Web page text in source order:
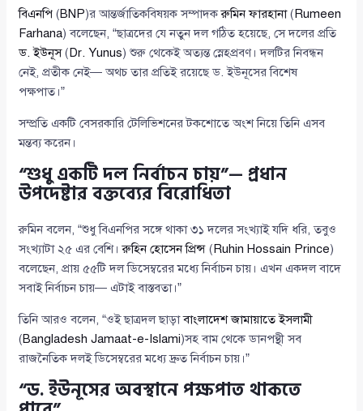
বিএনপি (BNP)র আন্তর্জাতিকবিষয়ক সম্পাদকরুমিন ফারহানা( Rumeen
Farhana) বলেছেন, “ছাত্রদের যে নতুন দল গঠিত হয়েছে, সে দলের প্রতি
ড. ইউনূস( Dr. Yunus) শুরু থেকেই অত্যন্ত স্নেহপ্রবণ। দলটির নিবন্ধন
নেই, প্রতীক নেই— অথচ তার প্রতিই রয়েছে ড. ইউনূসের বিশেষ
পক্ষপাত।”
সম্প্রতি একটি বেসরকারি টেলিভিশনের টকশোতে অংশ নিয়ে তিনি এসব
মন্তব্য করেন।
“শুধু একটি দল নির্বাচন চায়”— প্রধান
উপদেষ্টার বক্তব্যের বিরোধিতা
রুমিন বলেন, “শুধু বিএনপির সঙ্গে থাকা ৩১ দলের সংখ্যাই যদি ধরি, তবুও
সংখ্যাটা ২৫ এর বেশি।রুহিন হোসেন প্রিন্স ( Ruhin Hossain Prince)
বলেছেন, প্রায় ৫৫টি দল ডিসেম্বরের মধ্যে নির্বাচন চায়। এখন একদল বাদে
সবাই নির্বাচন চায়— এটাই বাস্তবতা।”
তিনি আরও বলেন, “ওই ছাত্রদল ছাড়াবাংলাদেশ জামায়াতে ইসলামী
(Bangladesh Jamaat-e-Islami)সহ বাম থেকে ডানপন্থী সব
রাজনৈতিক দলই ডিসেম্বরের মধ্যে দ্রুত নির্বাচন চায়।”
“ড. ইউনূসের অবস্থানে পক্ষপাত থাকতে